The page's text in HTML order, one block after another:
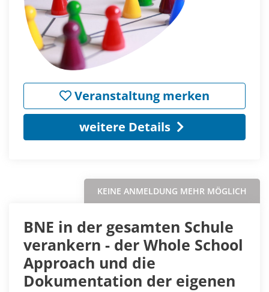
Veranstaltung merken
weitere Details
KEINE ANMELDUNG MEHR MÖGLICH
BNE in der gesamten Schule
verankern - der Whole School
Approach und die
Dokumentation der eigenen